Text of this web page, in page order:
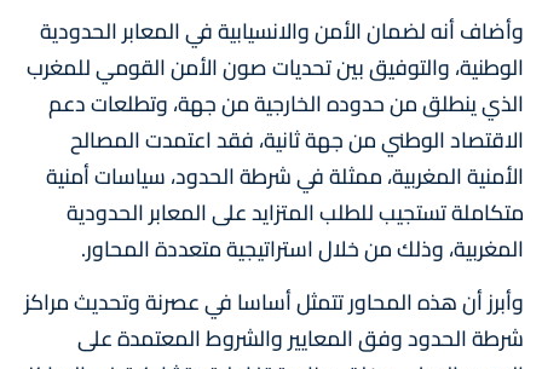
وأضاف أنه لضمان الأمن والانسيابية في المعابر الحدودية
الوطنية، والتوفيق بين تحديات صون الأمن القومي للمغرب
الذي ينطلق من حدوده الخارجية من جهة، وتطلعات دعم
الاقتصاد الوطني من جهة ثانية، فقد اعتمدت المصالح
الأمنية المغربية، ممثلة في شرطة الحدود، سياسات أمنية
متكاملة تستجيب للطلب المتزايد على المعابر الحدودية
المغربية، وذلك من خلال استراتيجية متعددة المحاور.
وأبرز أن هذه المحاور تتمثل أساسا في عصرنة وتحديث مراكز
شرطة الحدود وفق المعايير والشروط المعتمدة على